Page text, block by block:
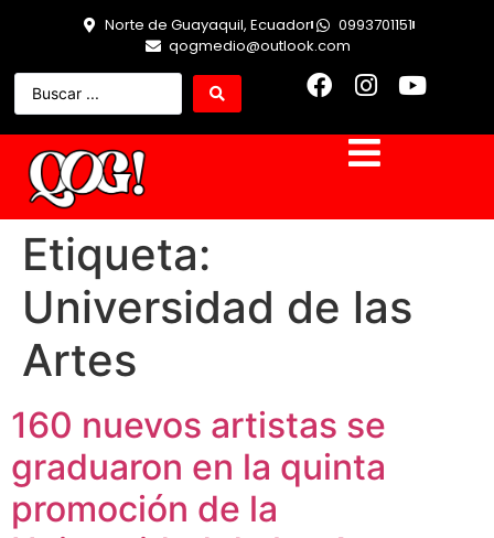
Norte de Guayaquil, Ecuador
0993701151
qogmedio@outlook.com
Etiqueta:
Universidad de las
Artes
160 nuevos artistas se
graduaron en la quinta
promoción de la